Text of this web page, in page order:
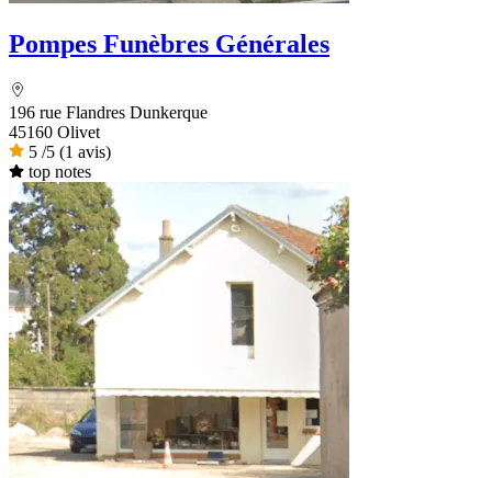
Pompes Funèbres Générales
196 rue Flandres Dunkerque
45160 Olivet
5 /5 (1 avis)
top notes